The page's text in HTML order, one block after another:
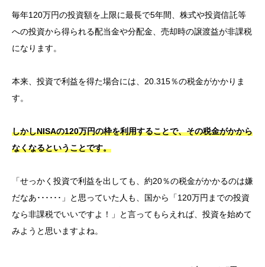
毎年120万円の投資額を上限に最長で5年間、株式や投資信託等
への投資から得られる配当金や分配金、売却時の譲渡益が非課税
になります。
本来、投資で利益を得た場合には、20.315％の税金がかかりま
す。
しかしNISAの120万円の枠を利用することで、その税金がかから
なくなるということです。
「せっかく投資で利益を出しても、約20％の税金がかかるのは嫌
だなあ･･････」
と思っていた人も、 国から「120万円までの投資
なら非課税でいいですよ！」と言ってもらえれば、投資を始めて
みようと思いますよね。